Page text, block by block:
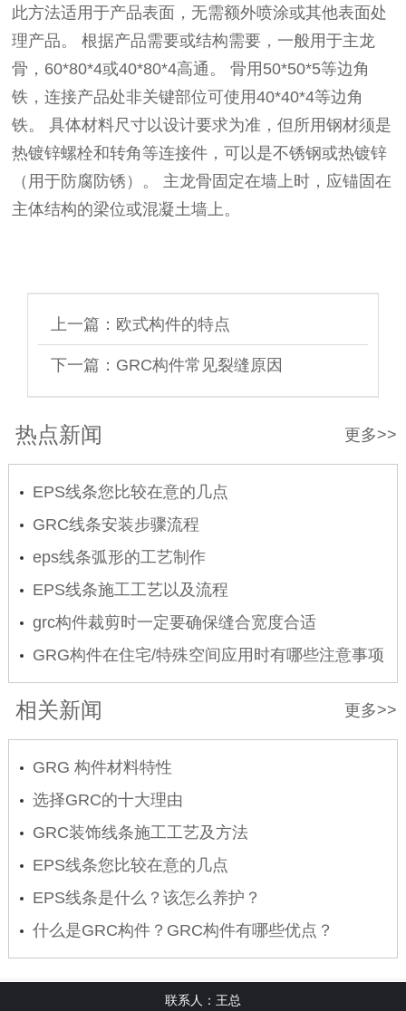
此方法适用于产品表面，无需额外喷涂或其他表面处
理产品。 根据产品需要或结构需要，一般用于主龙
骨，60*80*4或40*80*4高通。 骨用50*50*5等边角
铁，连接产品处非关键部位可使用40*40*4等边角
铁。 具体材料尺寸以设计要求为准，但所用钢材须是
热镀锌螺栓和转角等连接件，可以是不锈钢或热镀锌
（用于防腐防锈）。 主龙骨固定在墙上时，应锚固在
主体结构的梁位或混凝土墙上。
上一篇： 欧式构件的特点
下一篇： GRC构件常见裂缝原因
更多>>
热点新闻
EPS线条您比较在意的几点
GRC线条安装步骤流程
eps线条弧形的工艺制作
EPS线条施工工艺以及流程
grc构件裁剪时一定要确保缝合宽度合适
GRG构件在住宅/特殊空间应用时有哪些注意事项
更多>>
相关新闻
GRG 构件材料特性
选择GRC的十大理由
GRC装饰线条施工工艺及方法
EPS线条您比较在意的几点
EPS线条是什么？该怎么养护？
什么是GRC构件？GRC构件有哪些优点？
联系人：王总